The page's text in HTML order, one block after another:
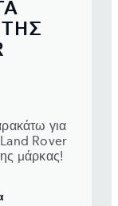
για
Rover
μάρκας!